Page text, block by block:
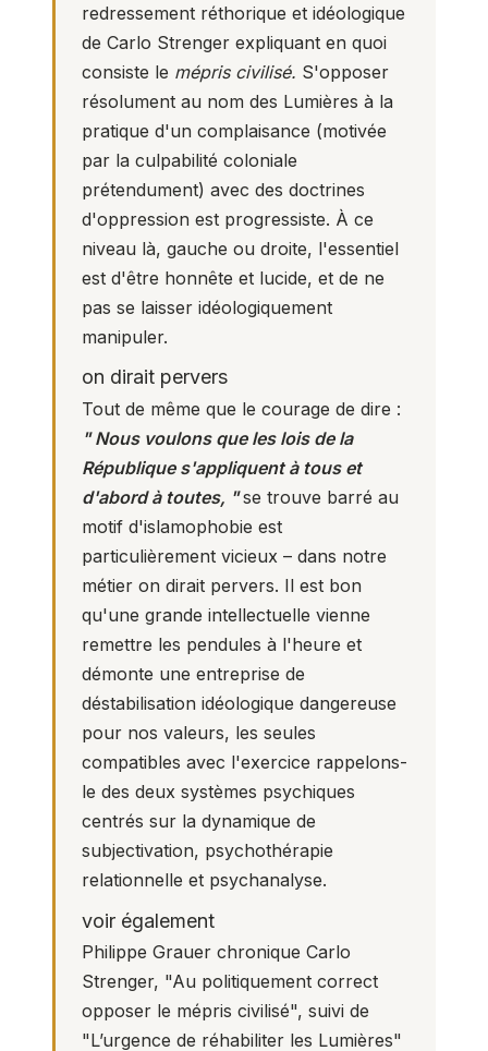
redressement réthorique et idéologique
de Carlo Strenger expliquant en quoi
consiste le mépris civilisé. S'opposer
résolument au nom des Lumières à la
pratique d'un complaisance (motivée
par la culpabilité coloniale
prétendument) avec des doctrines
d'oppression est progressiste. À ce
niveau là, gauche ou droite, l'essentiel
est d'être honnête et lucide, et de ne
pas se laisser idéologiquement
manipuler.
on dirait pervers
Tout de même que le courage de dire :
" Nous voulons que les lois de la
République s'appliquent à tous et
d'abord à toutes, " se trouve barré au
motif d'islamophobie est
particulièrement vicieux – dans notre
métier on dirait pervers. Il est bon
qu'une grande intellectuelle vienne
remettre les pendules à l'heure et
démonte une entreprise de
déstabilisation idéologique dangereuse
pour nos valeurs, les seules
compatibles avec l'exercice rappelons-
le des deux systèmes psychiques
centrés sur la dynamique de
subjectivation, psychothérapie
relationnelle et psychanalyse.
voir également
Philippe Grauer chronique Carlo
Strenger, "Au politiquement correct
opposer le mépris civilisé", suivi de
"L’urgence de réhabiliter les Lumières"